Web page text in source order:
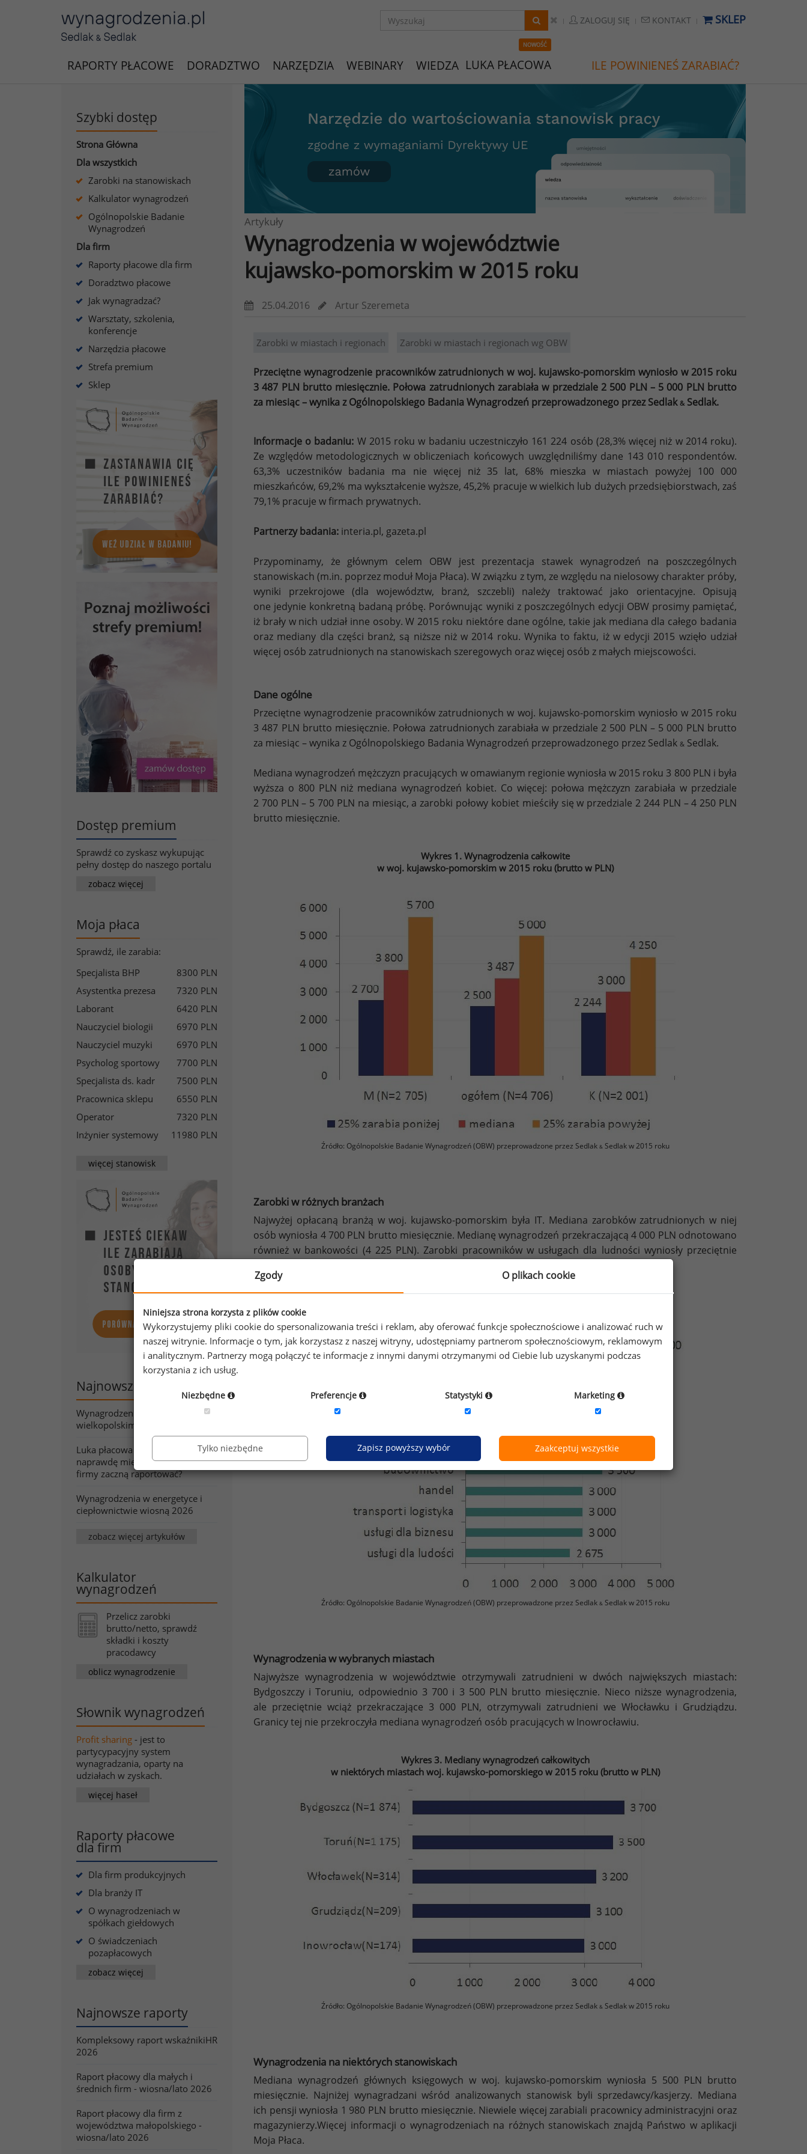
ZALOGUJ SIĘ KONTAKT SKLEP
RAPORTY PŁACOWE DORADZTWO NARZĘDZIA WEBINARY WIEDZA
NOWOŚĆ
LUKA PŁACOWA ILE POWINIENEŚ ZARABIAĆ?
Szybki dostęp
Strona Główna
Dla wszystkich
Zarobki na stanowiskach
Kalkulator wynagrodzeń
Ogólnopolskie Badanie
Wynagrodzeń
Dla firm
Raporty płacowe dla firm
Doradztwo płacowe
Jak wynagradzać?
Warsztaty, szkolenia,
konferencje
Narzędzia płacowe
Strefa premium
Sklep
Dostęp premium
Sprawdź co zyskasz wykupując
pełny dostęp do naszego portalu
zobacz więcej
Moja płaca
Sprawdź, ile zarabia:
Specjalista BHP
8300 PLN
Asystentka prezesa
7320 PLN
Laborant
6420 PLN
Nauczyciel biologii
6970 PLN
Nauczyciel muzyki
6970 PLN
Psycholog sportowy
7700 PLN
Specjalista ds. kadr
7500 PLN
Pracownica sklepu
6550 PLN
Operator
7320 PLN
Inżynier systemowy
11980 PLN
więcej stanowisk
Najnowsze artykuły
Wynagrodzenia w województwie
wielkopolskim wiosną 2026
Luka płacowa pod lupą. Co
naprawdę mierzy wskaźnik, który
firmy zaczną raportować?
Wynagrodzenia w energetyce i
ciepłownictwie wiosną 2026
zobacz więcej artykułów
Kalkulator
wynagrodzeń
Przelicz zarobki
brutto/netto, sprawdź
składki i koszty
pracodawcy
oblicz wynagrodzenie
Słownik wynagrodzeń
Profit sharing - jest to
partycypacyjny system
wynagradzania, oparty na
udziałach w zyskach.
więcej haseł
Raporty płacowe
dla firm
Dla firm produkcyjnych
Dla branży IT
O wynagrodzeniach w
spółkach giełdowych
O świadczeniach
pozapłacowych
zobacz więcej
Najnowsze raporty
Kompleksowy raport wskaźnikiHR
2026
Raport płacowy dla małych i
średnich firm - wiosna/lato 2026
Raport płacowy dla firm z
województwa małopolskiego -
wiosna/lato 2026
Artykuły
Wynagrodzenia w województwie
kujawsko-pomorskim w 2015 roku
25.04.2016 Artur Szeremeta
Zarobki w miastach i regionach Zarobki w miastach i regionach wg OBW
Przeciętne wynagrodzenie pracowników zatrudnionych w woj. kujawsko-pomorskim wyniosło w 2015 roku
3 487 PLN brutto miesięcznie. Połowa zatrudnionych zarabiała w przedziale 2 500 PLN – 5 000 PLN brutto
za miesiąc – wynika z Ogólnopolskiego Badania Wynagrodzeń przeprowadzonego przez Sedlak &Sedlak.
Informacje o badaniu: W 2015 roku w badaniu uczestniczyło 161 224 osób (28,3% więcej niż w 2014 roku).
Ze względów metodologicznych w obliczeniach końcowych uwzględniliśmy dane 143 010 respondentów.
63,3% uczestników badania ma nie więcej niż 35 lat, 68% mieszka w miastach powyżej 100 000
mieszkańców, 69,2% ma wykształcenie wyższe, 45,2% pracuje w wielkich lub dużych przedsiębiorstwach, zaś
79,1% pracuje w firmach prywatnych.
Partnerzy badania: interia.pl, gazeta.pl
Przypominamy, że głównym celem OBW jest prezentacja stawek wynagrodzeń na poszczególnych
stanowiskach (m.in. poprzez moduł Moja Płaca). W związku z tym, ze względu na nielosowy charakter próby,
wyniki przekrojowe (dla województw, branż, szczebli) należy traktować jako orientacyjne. Opisują
one jedynie konkretną badaną próbę. Porównując wyniki z poszczególnych edycji OBW prosimy pamiętać,
iż brały w nich udział inne osoby. W 2015 roku niektóre dane ogólne, takie jak mediana dla całego badania
oraz mediany dla części branż, są niższe niż w 2014 roku. Wynika to faktu, iż w edycji 2015 wzięło udział
więcej osób zatrudnionych na stanowiskach szeregowych oraz więcej osób z małych miejscowości.
Dane ogólne
Przeciętne wynagrodzenie pracowników zatrudnionych w woj. kujawsko-pomorskim wyniosło w 2015 roku
3 487 PLN brutto miesięcznie. Połowa zatrudnionych zarabiała w przedziale 2 500 PLN – 5 000 PLN brutto
za miesiąc – wynika z Ogólnopolskiego Badania Wynagrodzeń przeprowadzonego przez Sedlak & Sedlak.
Mediana wynagrodzeń mężczyzn pracujących w omawianym regionie wyniosła w 2015 roku 3 800 PLN i była
wyższa o 800 PLN niż mediana wynagrodzeń kobiet. Co więcej: połowa mężczyzn zarabiała w przedziale
2 700 PLN – 5 700 PLN na miesiąc, a zarobki połowy kobiet mieściły się w przedziale 2 244 PLN – 4 250 PLN
brutto miesięcznie.
Wykres 1. Wynagrodzenia całkowite
w woj. kujawsko-pomorskim w 2015 roku (brutto w PLN)
Źródło: Ogólnopolskie Badanie Wynagrodzeń (OBW) przeprowadzone przez Sedlak &Sedlak w 2015 roku
Zarobki w różnych branżach
Najwyżej opłacaną branżą w woj. kujawsko-pomorskim była IT. Mediana zarobków zatrudnionych w niej
osób wyniosła 4 700 PLN brutto miesięcznie. Medianę wynagrodzeń przekraczającą 4 000 PLN odnotowano
również w bankowości (4 225 PLN). Zarobki pracowników w usługach dla ludności wyniosły przeciętnie
Źródło: Ogólnopolskie Badanie Wynagrodzeń (OBW) przeprowadzone przez Sedlak &Sedlak w 2015 roku
Wynagrodzenia w wybranych miastach
Najwyższe wynagrodzenia w województwie otrzymywali zatrudnieni w dwóch największych miastach:
Bydgoszczy i Toruniu, odpowiednio 3 700 i 3 500 PLN brutto miesięcznie. Nieco niższe wynagrodzenia,
ale przeciętnie wciąż przekraczające 3 000 PLN, otrzymywali zatrudnieni we Włocławku i Grudziądzu.
Granicy tej nie przekroczyła mediana wynagrodzeń osób pracujących w Inowrocławiu.
Wykres 3. Mediany wynagrodzeń całkowitych
w niektórych miastach woj. kujawsko-pomorskiego w 2015 roku (brutto w PLN)
Źródło: Ogólnopolskie Badanie Wynagrodzeń (OBW) przeprowadzone przez Sedlak &Sedlak w 2015 roku
Wynagrodzenia na niektórych stanowiskach
Mediana wynagrodzeń głównych księgowych w woj. kujawsko-pomorskim wyniosła 5 500 PLN brutto
miesięcznie. Najniżej wynagradzani wśród analizowanych stanowisk byli sprzedawcy/kasjerzy. Mediana
ich pensji wyniosła 1 980 PLN brutto miesięcznie. Niewiele więcej zarabiali pracownicy administracyjni oraz
magazynierzy.Więcej informacji o wynagrodzeniach na różnych stanowiskach znajdą Państwo w aplikacji
Moja Płaca.
Zgody O plikach cookie
Niniejsza strona korzysta z plików cookie
Wykorzystujemy pliki cookie do spersonalizowania treści i reklam, aby oferować funkcje społecznościowe i analizować ruch w
naszej witrynie. Informacje o tym, jak korzystasz z naszej witryny, udostępniamy partnerom społecznościowym, reklamowym
i analitycznym. Partnerzy mogą połączyć te informacje z innymi danymi otrzymanymi od Ciebie lub uzyskanymi podczas
korzystania z ich usług.
Niezbędne Preferencje Statystyki Marketing
Tylko niezbędne Zapisz powyższy wybór Zaakceptuj wszystkie